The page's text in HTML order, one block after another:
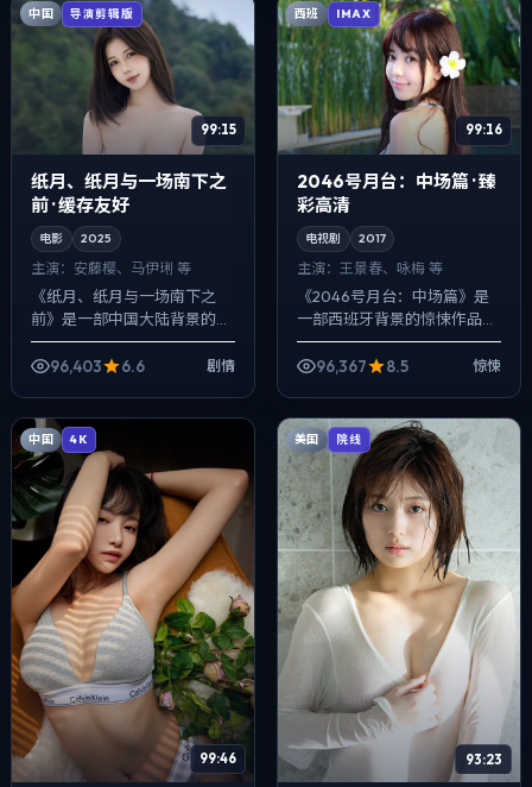
中国 导演剪辑版
99:15
纸月、纸月与一场南下之
前 · 缓存友好
电影 2025
主演： 安藤樱、马伊琍 等
《纸月、纸月与一场南下之
前》是一部中国大陆背景的剧
情作品，2025年公映，由是
枝裕和执导，安藤樱、马伊
96,403 6.6 剧情
西班 IMAX
99:16
2046号月台：中场篇 · 臻
彩高清
电视剧 2017
主演： 王景春、咏梅 等
《2046号月台：中场篇》是
一部西班牙背景的惊悚作品，
2017年公映，由魏德圣执导，
王景春、咏梅、谭卓等主演。
96,367 8.5 惊悚
中国 4K
99:46
美国 院线
93:23